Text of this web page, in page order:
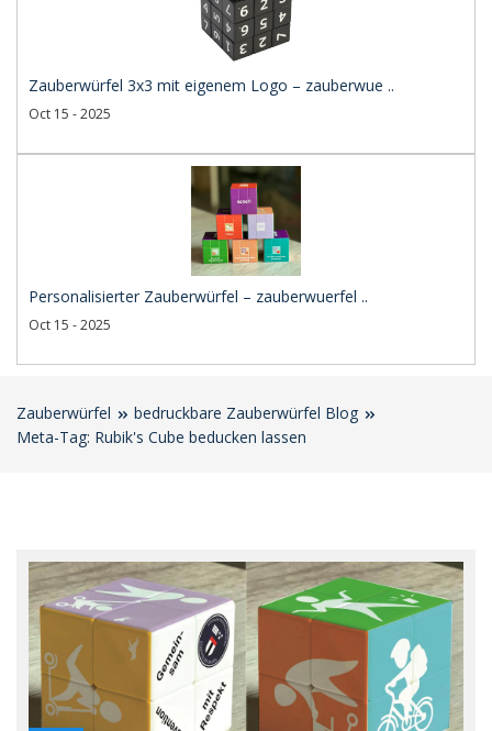
Zauberwürfel 3x3 mit eigenem Logo – zauberwue ..
Oct 15 - 2025
Personalisierter Zauberwürfel – zauberwuerfel ..
Oct 15 - 2025
Zauberwürfel
bedruckbare Zauberwürfel Blog
Meta-Tag: Rubik's Cube beducken lassen